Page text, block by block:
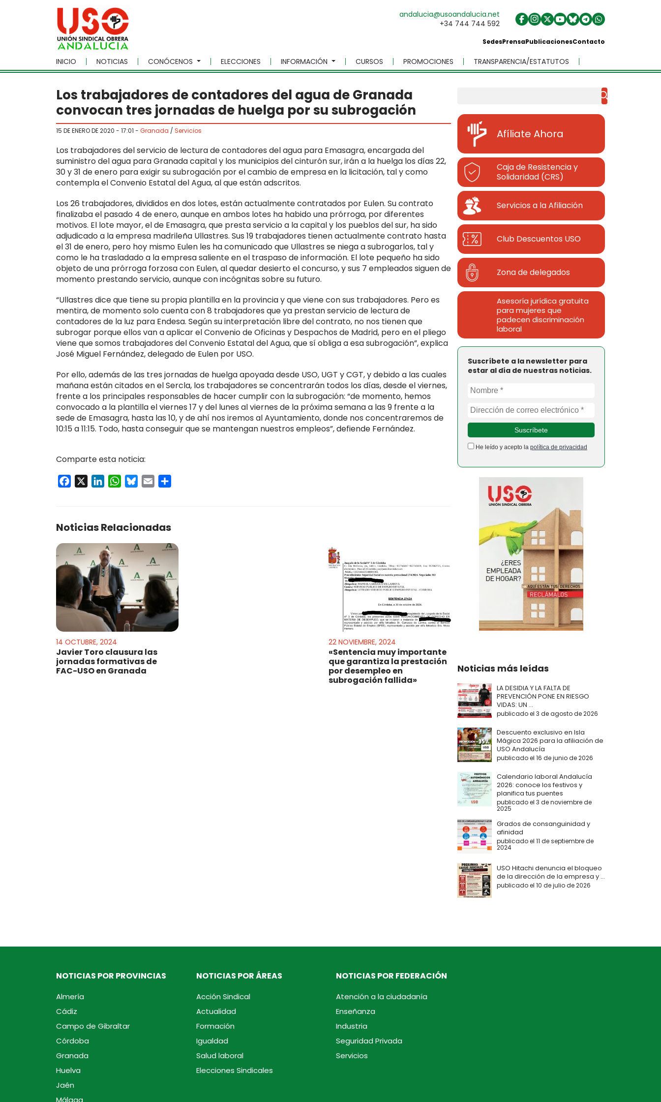
Skip to main content
andalucia@usoandalucia.net
+34 744 744 592
SedesPrensaPublicacionesContacto
INICIO NOTICIAS CONÓCENOS ELECCIONES INFORMACIÓN CURSOS PROMOCIONES TRANSPARENCIA/ESTATUTOS
Los trabajadores de contadores del agua de Granada
convocan tres jornadas de huelga por su subrogación
15 DE ENERO DE 2020 - 17:01 - Granada / Servicios
Los trabajadores del servicio de lectura de contadores del agua para Emasagra, encargada del
suministro del agua para Granada capital y los municipios del cinturón sur, irán a la huelga los días 22,
30 y 31 de enero para exigir su subrogación por el cambio de empresa en la licitación, tal y como
contempla el Convenio Estatal del Agua, al que están adscritos.
Los 26 trabajadores, divididos en dos lotes, están actualmente contratados por Eulen. Su contrato
finalizaba el pasado 4 de enero, aunque en ambos lotes ha habido una prórroga, por diferentes
motivos. El lote mayor, el de Emasagra, que presta servicio a la capital y los pueblos del sur, ha sido
adjudicado a la empresa madrileña Ullastres. Sus 19 trabajadores tienen actualmente contrato hasta
el 31 de enero, pero hoy mismo Eulen les ha comunicado que Ullastres se niega a subrogarlos, tal y
como le ha trasladado a la empresa saliente en el traspaso de información. El lote pequeño ha sido
objeto de una prórroga forzosa con Eulen, al quedar desierto el concurso, y sus 7 empleados siguen de
momento prestando servicio, aunque con incógnitas sobre su futuro.
“Ullastres dice que tiene su propia plantilla en la provincia y que viene con sus trabajadores. Pero es
mentira, de momento solo cuenta con 8 trabajadores que ya prestan servicio de lectura de
contadores de la luz para Endesa. Según su interpretación libre del contrato, no nos tienen que
subrogar porque ellos van a aplicar el Convenio de Oficinas y Despachos de Madrid, pero en el pliego
viene que somos trabajadores del Convenio Estatal del Agua, que sí obliga a esa subrogación”, explica
José Miguel Fernández, delegado de Eulen por USO.
Por ello, además de las tres jornadas de huelga apoyada desde USO, UGT y CGT, y debido a las cuales
mañana están citados en el Sercla, los trabajadores se concentrarán todos los días, desde el viernes,
frente a los principales responsables de hacer cumplir con la subrogación: “de momento, hemos
convocado a la plantilla el viernes 17 y del lunes al viernes de la próxima semana a las 9 frente a la
sede de Emasagra, hasta las 10, y de ahí nos iremos al Ayuntamiento, donde nos concentraremos de
10:15 a 11:15. Todo, hasta conseguir que se mantengan nuestros empleos”, defiende Fernández.
Comparte esta noticia:
Facebook LinkedInWhatsApp
Bluesky
Email
Noticias Relacionadas
14 OCTUBRE, 2024
Javier Toro clausura las
jornadas formativas de
FAC-USO en Granada
22 NOVIEMBRE, 2024
«Sentencia muy importante
que garantiza la prestación
por desempleo en
subrogación fallida»
Afíliate Ahora
Caja de Resistencia y
Solidaridad (CRS)
Servicios a la Afiliación
Club Descuentos USO
Zona de delegados
Asesoría jurídica gratuita
para mujeres que
padecen discriminación
laboral
Suscríbete a la newsletter para
estar al día de nuestras noticias.
He leído y acepto la política de privacidad
Noticias más leídas
LA DESIDIA Y LA FALTA DE
PREVENCIÓN PONE EN RIESGO
VIDAS: UN ...
publicado el 3 de agosto de 2026
Descuento exclusivo en Isla
Mágica 2026 para la afiliación de
USO Andalucía
publicado el 16 de junio de 2026
Calendario laboral Andalucía
2026: conoce los festivos y
planifica tus puentes
publicado el 3 de noviembre de
2025
Grados de consanguinidad y
afinidad
publicado el 11 de septiembre de
2024
USO Hitachi denuncia el bloqueo
de la dirección de la empresa y ...
publicado el 10 de julio de 2026
NOTICIAS POR PROVINCIAS
Almería
Cádiz
Campo de Gibraltar
Córdoba
Granada
Huelva
Jaén
Málaga
NOTICIAS POR ÁREAS
Acción Sindical
Actualidad
Formación
Igualdad
Salud laboral
Elecciones Sindicales
NOTICIAS POR FEDERACIÓN
Atención a la ciudadanía
Enseñanza
Industria
Seguridad Privada
Servicios